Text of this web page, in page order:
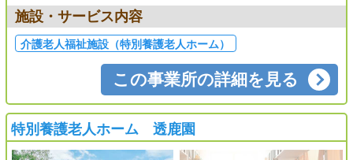
施設・サービス内容
介護老人福祉施設（特別養護老人ホーム）
この事業所の詳細を見る
特別養護老人ホーム 透鹿園